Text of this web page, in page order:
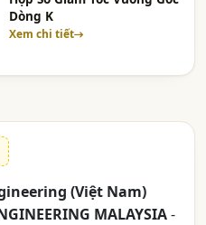
Dòng K
Xem chi tiết
(Việt Nam)
MALAYSIA-